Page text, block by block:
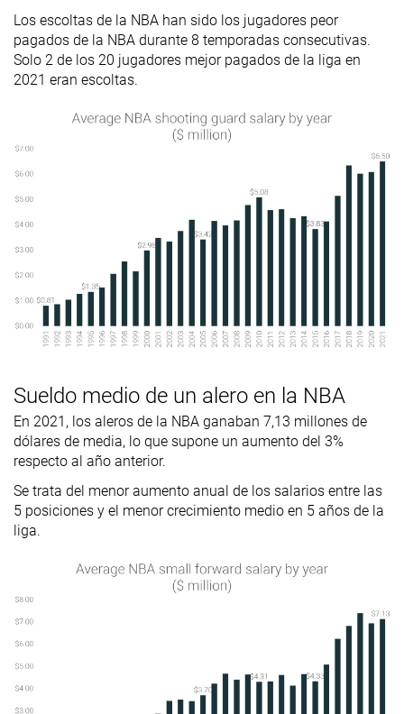
Los escoltas de la NBA han sido los jugadores peor
pagados de la NBA durante 8 temporadas consecutivas.
Solo 2 de los 20 jugadores mejor pagados de la liga en
2021 eran escoltas.
Sueldo medio de un alero en la NBA
En 2021, los aleros de la NBA ganaban 7,13 millones de
dólares de media, lo que supone un aumento del 3%
respecto al año anterior.
Se trata del menor aumento anual de los salarios entre las
5 posiciones y el menor crecimiento medio en 5 años de la
liga.